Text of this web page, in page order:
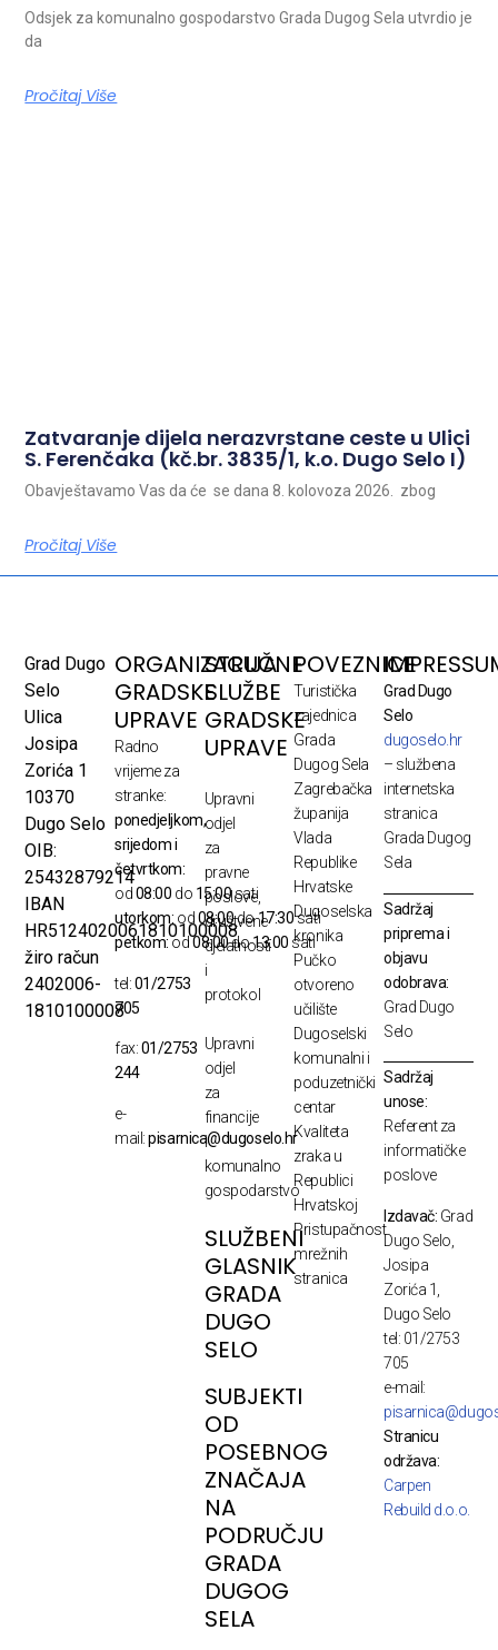
Odsjek za komunalno gospodarstvo Grada Dugog Sela utvrdio je
da
Pročitaj Više
Zatvaranje dijela nerazvrstane ceste u Ulici
S. Ferenčaka (kč.br. 3835/1, k.o. Dugo Selo I)
Obavještavamo Vas da će se dana 8. kolovoza 2026. zbog
Pročitaj Više
Grad Dugo
Selo
Ulica
Josipa
Zorića 1
10370
Dugo Selo
OIB:
25432879214
IBAN
HR5124020061810100008
žiro račun
2402006-
1810100008
ORGANIZACIJA
GRADSKE
UPRAVE
Radno
vrijeme za
stranke:
ponedjeljkom,
srijedom i
četvrtkom:
od08:00 do 15:00sati
utorkom: od08:00do17:30sati
petkom:od08:00do13:00 sati
tel:01/2753
705
fax:01/2753
244
e-
mail:pisarnica@dugoselo.hr
STRUČNE
SLUŽBE
GRADSKE
UPRAVE
Upravni
odjel
za
pravne
poslove,
društvene
djelatnosti
i
protokol
Upravni
odjel
za
financije
i
komunalno
gospodarstvo
SLUŽBENI
GLASNIK
GRADA
DUGO
SELO
SUBJEKTI
OD
POSEBNOG
ZNAČAJA
NA
PODRUČJU
GRADA
DUGOG
SELA
POVEZNICE
Turistička
zajednica
Grada
Dugog Sela
Zagrebačka
županija
Vlada
Republike
Hrvatske
Dugoselska
kronika
Pučko
otvoreno
učilište
Dugoselski
komunalni i
poduzetnički
centar
Kvaliteta
zraka u
Republici
Hrvatskoj
Pristupačnost
mrežnih
stranica
Grad Dugo
Selo
dugoselo.hr
– službena
internetska
stranica
Grada Dugog
Sela
Sadržaj
priprema i
objavu
odobrava:
Grad Dugo
Selo
Sadržaj
unose:
Referent za
informatičke
poslove
Izdavač: Grad
Dugo Selo,
Josipa
Zorića 1,
Dugo Selo
tel: 01/2753
705
e-mail:
Stranicu
održava:
Carpen
Rebuild d.o.o.